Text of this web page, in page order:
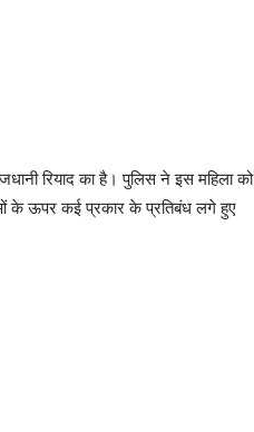
रियाद का है। पुलिस ने इस महिला को
के ऊपर कई प्रकार के प्रतिबंध लगे हुए